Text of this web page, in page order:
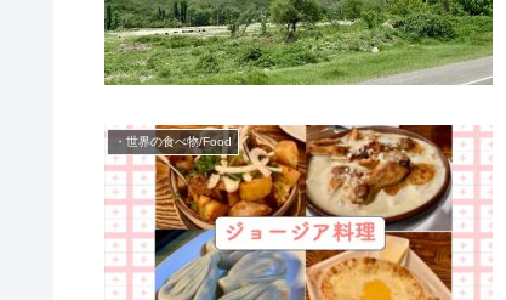
・世界の食べ物/Food